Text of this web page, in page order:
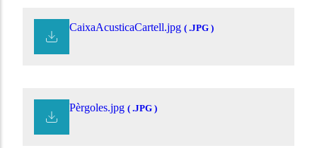
CaixaAcusticaCartell.jpg ( .JPG )
Pèrgoles.jpg ( .JPG )